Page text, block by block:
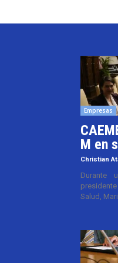
Empresas
M en
Christian
Durante
Salud,